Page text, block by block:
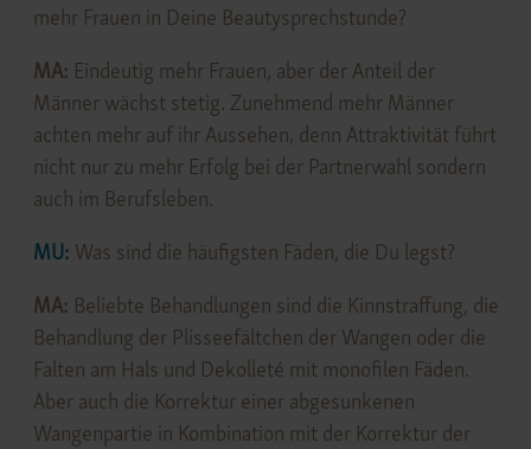
mehr Frauen in Deine Beautysprechstunde?
MA: Eindeutig mehr Frauen, aber der Anteil der
Männer wächst stetig. Zunehmend mehr Männer
achten mehr auf ihr Aussehen, denn Attraktivität führt
nicht nur zu mehr Erfolg bei der Partnerwahl sondern
auch im Berufsleben.
MU: Was sind die häufigsten Fäden, die Du legst?
MA: Beliebte Behandlungen sind die Kinnstraffung, die
Behandlung der Plisseefältchen der Wangen oder die
Falten am Hals und Dekolleté mit monofilen Fäden.
Aber auch die Korrektur einer abgesunkenen
Wangenpartie in Kombination mit der Korrektur der